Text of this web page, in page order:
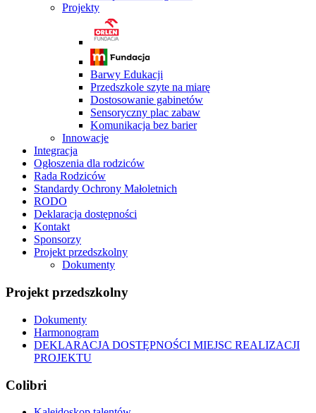
Projekty
Barwy Edukacji
Przedszkole szyte na miarę
Dostosowanie gabinetów
Sensoryczny plac zabaw
Komunikacja bez barier
Innowacje
Integracja
Ogłoszenia dla rodziców
Rada Rodziców
Standardy Ochrony Małoletnich
RODO
Deklaracja dostępności
Kontakt
Sponsorzy
Projekt przedszkolny
Dokumenty
Projekt przedszkolny
Dokumenty
Harmonogram
DEKLARACJA DOSTĘPNOŚCI MIEJSC REALIZACJI
PROJEKTU
Colibri